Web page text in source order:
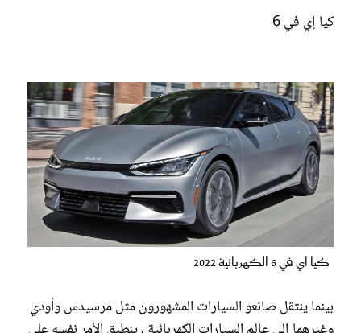
كيا إي في 6
كيا اي في 6 الكهربائية 2022
بينما ينتقل صانعو السيارات المشهورون مثل مرسيدس وأودي